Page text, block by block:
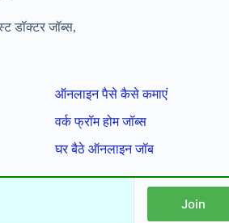
डॉक्टर जॉब्स,
ऑनलाइन पैसे कैसे कमाएं
वर्क फ्रॉम होम जॉब्स
घर बैठे ऑनलाइन जॉब
Join